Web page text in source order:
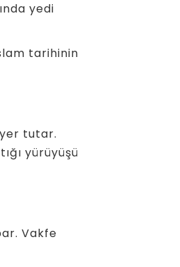
yedi
tarihinin
tutar.
yürüyüşü
Vakfe